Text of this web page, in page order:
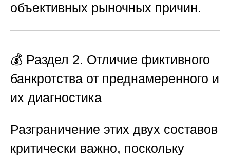
объективных рыночных причин.
💰 Раздел 2. Отличие фиктивного
банкротства от преднамеренного и
их диагностика
Разграничение этих двух составов
критически важно, поскольку